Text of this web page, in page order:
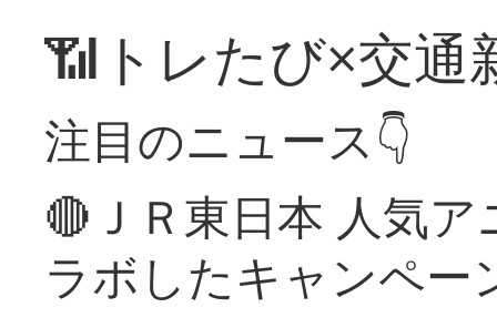
📶トレたび×交通
注目のニュース👇
🔴ＪＲ東日本 人気
ラボしたキャンペー